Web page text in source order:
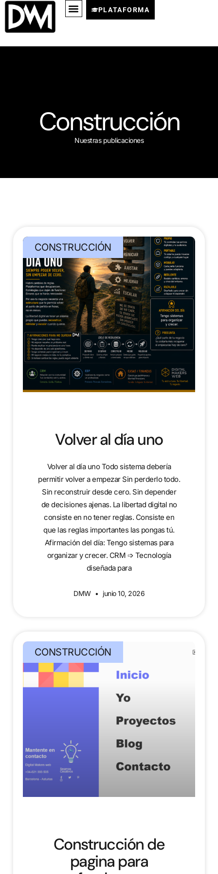
PLATAFORMA
Construcción
Nuestras publicaciones
CONSTRUCCIÓN
Volver al día uno
Volver al día uno Todo sistema debería
permitir volver a empezar Sin perderlo todo.
Sin reconstruir desde cero. Sin depender
de decisiones ajenas. La libertad digital no
consiste en no tener reglas. Consiste en
que las reglas importantes las pongas tú.
Afirmación del día: Tengo sistemas para
organizar y crecer. CRM ➩ Tecnología
diseñada para
DMW junio 10, 2026
CONSTRUCCIÓN
Construcción de
pagina para